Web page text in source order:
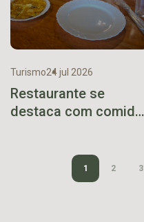
Turismo24 jul 2026
Restaurante se
destaca com comida
1 2 3